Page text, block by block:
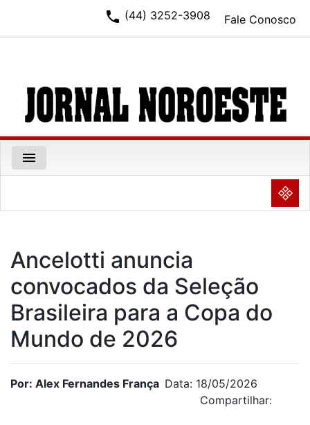
Fale Conosco
phone (44) 3252-3908
menu
NULL
Ancelotti anuncia
convocados da Seleção
Brasileira para a Copa do
Mundo de 2026
Por: Alex Fernandes França Data: 18/05/2026
Compartilhar: